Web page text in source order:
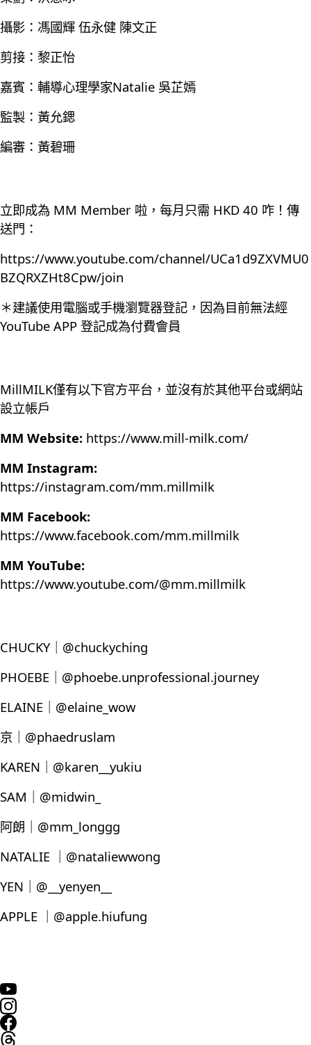
攝影：馮國輝 伍永健 陳文正
剪接：黎正怡
嘉賓：輔導心理學家Natalie 吳芷嫣
監製：黃允鍶
編審：黃碧珊
立即成為 MM Member 啦，每月只需 HKD 40 咋！傳
送門：
https://www.youtube.com/channel/UCa1d9ZXVMU0
BZQRXZHt8Cpw/join
＊建議使用電腦或手機瀏覽器登記，因為目前無法經
YouTube APP 登記成為付費會員
MillMILK僅有以下官方平台，並沒有於其他平台或網站
設立帳戶
MM Website: https://www.mill-milk.com/
MM Instagram:
https://instagram.com/mm.millmilk
MM Facebook:
https://www.facebook.com/mm.millmilk
MM YouTube:
https://www.youtube.com/@mm.millmilk
CHUCKY｜@chuckyching
PHOEBE｜@phoebe.unprofessional.journey
ELAINE｜@elaine_wow
京｜@phaedruslam
KAREN｜@karen__yukiu
SAM｜@midwin_
阿朗｜@mm_longgg
NATALIE ｜@nataliewwong
YEN｜@__yenyen__
APPLE ｜@apple.hiufung